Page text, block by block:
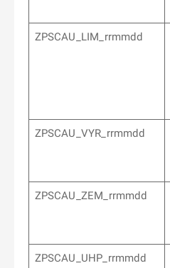
ZPSCAU_LIM­_rrmmdd
ZPSCAU_VYR_rrmmdd
ZPSCAU_ZEM_rrmmdd
ZPSCAU_UHP_rrmmdd